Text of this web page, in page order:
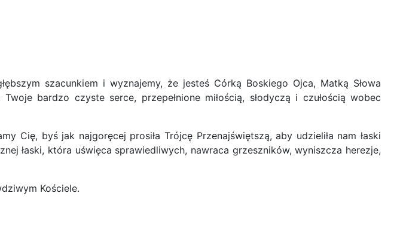
szacunkiem i wyznajemy, że jesteś Córką Boskiego Ojca, Matką Słowa
bardzo czyste serce, przepełnione miłością, słodyczą i czułością wobec
Cię, byś jak najgoręcej prosiła Trójcę Przenajświętszą, aby udzieliła nam łaski
łaski, która uświęca sprawiedliwych, nawraca grzeszników, wyniszcza herezje,
Kościele.